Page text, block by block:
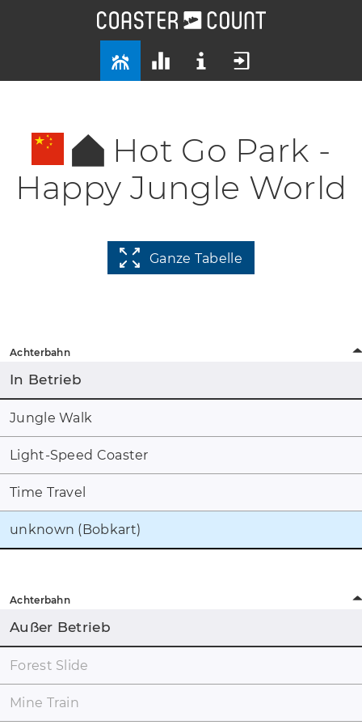
Hot Go Park -
Happy Jungle World
Ganze Tabelle
Achterbahn
In Betrieb
Jungle Walk
Light-Speed Coaster
Time Travel
unknown (Bobkart)
Achterbahn
Außer Betrieb
Forest Slide
Mine Train